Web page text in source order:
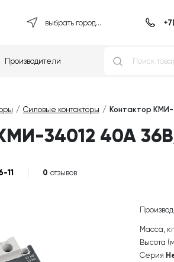
выбрать город...
Производители
Силовые контакторы Контактор
34012 40А
11
Масса, кг
Высота
Серия